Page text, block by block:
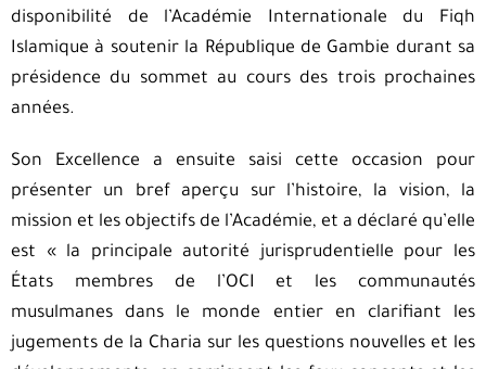
disponibilité de l’Académie Internationale du Fiqh
Islamique à soutenir la République de Gambie durant sa
présidence du sommet au cours des trois prochaines
années.
Son Excellence a ensuite saisi cette occasion pour
présenter un bref aperçu sur l’histoire, la vision, la
mission et les objectifs de l’Académie, et a déclaré qu’elle
est « la principale autorité jurisprudentielle pour les
États membres de l’OCI et les communautés
musulmanes dans le monde entier en clarifiant les
jugements de la Charia sur les questions nouvelles et les